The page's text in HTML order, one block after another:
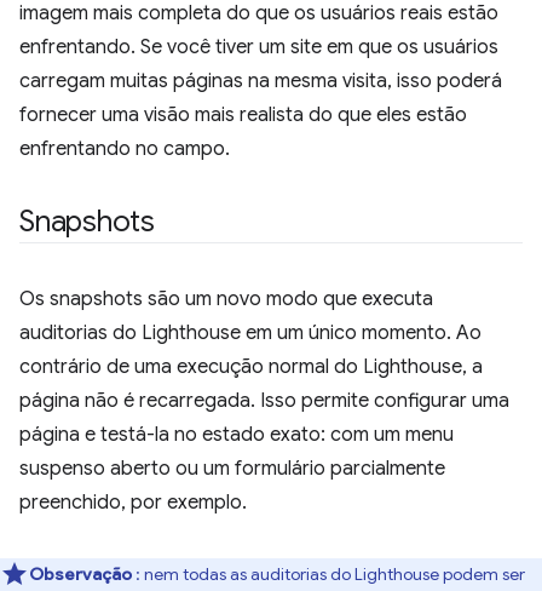
imagem mais completa do que os usuários reais estão
enfrentando. Se você tiver um site em que os usuários
carregam muitas páginas na mesma visita, isso poderá
fornecer uma visão mais realista do que eles estão
enfrentando no campo.
Snapshots
Os snapshots são um novo modo que executa
auditorias do Lighthouse em um único momento. Ao
contrário de uma execução normal do Lighthouse, a
página não é recarregada. Isso permite configurar uma
página e testá-la no estado exato: com um menu
suspenso aberto ou um formulário parcialmente
preenchido, por exemplo.
Observação : nem todas as auditorias do Lighthouse podem ser